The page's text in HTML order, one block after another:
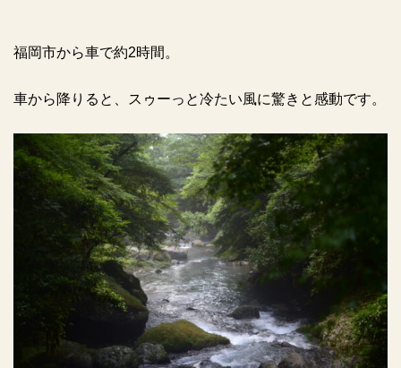
福岡市から車で約2時間。
車から降りると、スゥーっと冷たい風に驚きと感動です。